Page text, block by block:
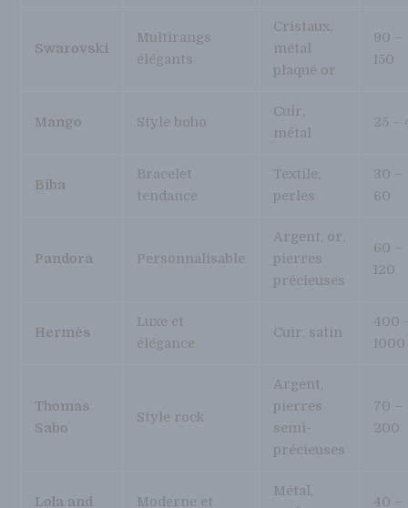
Swarovski
Multirangs
élégants
Cristaux,
métal
plaqué or
90 –
150
Mango Style boho
Cuir,
métal
25 –
Biba
Bracelet
tendance
Textile,
perles
30 –
60
Pandora Personnalisable
Argent, or,
pierres
précieuses
60 –
120
Hermès
Luxe et
élégance
Cuir, satin
400
1000
Thomas
Sabo
Style rock
Argent,
pierres
semi-
précieuses
70 –
200
Lola and Moderne et
Métal,
40 –